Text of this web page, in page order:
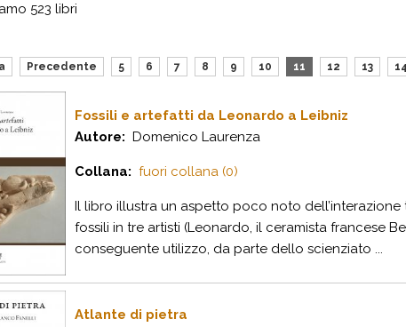
523 libri
Precedente 5 6 7 8 9 10 11 12 13 14
Fossili e artefatti da Leonardo a Leibniz
Autore: Domenico Laurenza
Collana: fuori collana (0)
Il libro illustra un aspetto poco noto
fossili in tre artisti (Leonardo, il ceramista francese
conseguente utilizzo, da parte dello scienziato ...
Atlante di pietra